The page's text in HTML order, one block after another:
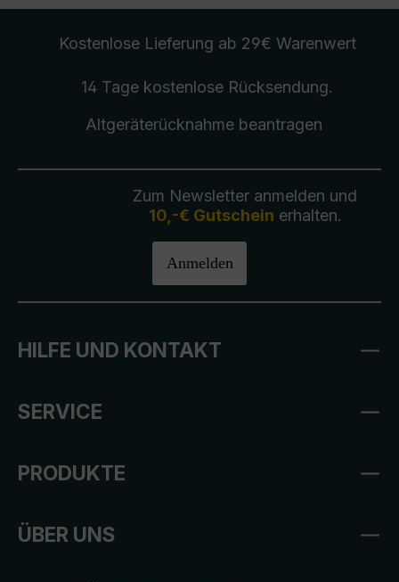
Kostenlose Lieferung ab 29€ Warenwert
14 Tage kostenlose Rücksendung.
Altgeräterücknahmebeantragen
Zum Newsletter anmelden und
10,-€ Gutschein erhalten.
Anmelden
HILFE UND KONTAKT
SERVICE
PRODUKTE
ÜBER UNS